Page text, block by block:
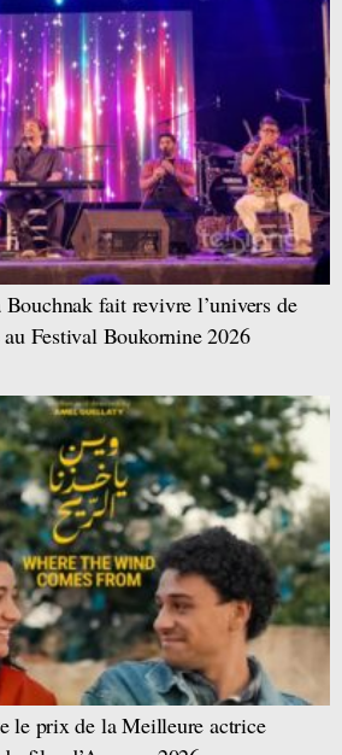
fait revivre l’univers de
Festival Boukornine 2026
le prix de la Meilleure actrice